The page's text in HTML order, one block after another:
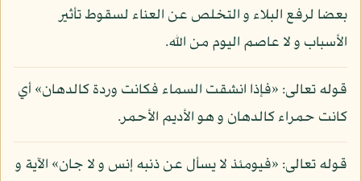
بعضا لرفع البلاء و التخلص عن العناء لسقوط تأثير
الأسباب و لا عاصم اليوم من الله.
قوله تعالى: «فإذا انشقت السماء فكانت وردة كالدهان» أي
كانت حمراء كالدهان و هو الأديم الأحمر.
قوله تعالى: «فيومئذ لا يسأل عن ذنبه إنس و لا جان» الآية و